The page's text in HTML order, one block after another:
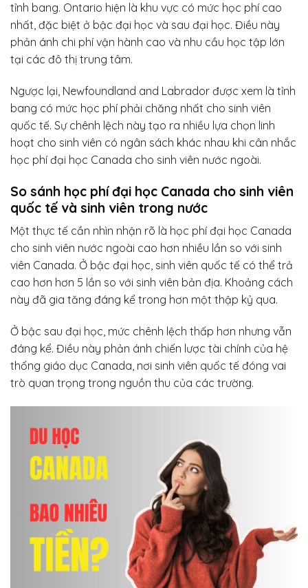
tỉnh bang. Ontario hiện là khu vực có mức học phí cao
nhất, đặc biệt ở bậc đại học và sau đại học. Điều này
phản ánh chi phí vận hành cao và nhu cầu học tập lớn
tại các đô thị trung tâm.
Ngược lại, Newfoundland and Labrador được xem là tỉnh
bang có mức học phí phải chăng nhất cho sinh viên
quốc tế. Sự chênh lệch này tạo ra nhiều lựa chọn linh
hoạt cho sinh viên có ngân sách khác nhau khi cân nhắc
học phí đại học Canada cho sinh viên nước ngoài.
So sánh học phí đại học Canada cho sinh viên
quốc tế và sinh viên trong nước
Một thực tế cần nhìn nhận rõ là học phí đại học Canada
cho sinh viên nước ngoài cao hơn nhiều lần so với sinh
viên Canada. Ở bậc đại học, sinh viên quốc tế có thể trả
cao hơn hơn 5 lần so với sinh viên bản địa. Khoảng cách
này đã gia tăng đáng kể trong hơn một thập kỷ qua.
Ở bậc sau đại học, mức chênh lệch thấp hơn nhưng vẫn
đáng kể. Điều này phản ánh chiến lược tài chính của hệ
thống giáo dục Canada, nơi sinh viên quốc tế đóng vai
trò quan trọng trong nguồn thu của các trường.